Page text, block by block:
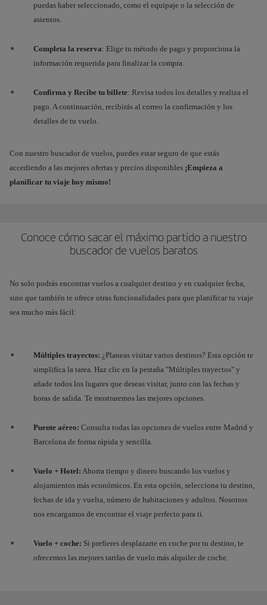
puedas haber seleccionado, como el equipaje o la selección de
asientos.
Completa la reserva: Elige tu método de pago y proporciona la
información requerida para finalizar la compra.
Confirma y Recibe tu billete: Revisa todos los detalles y realiza el
pago. A continuación, recibirás al correo la confirmación y los
detalles de tu vuelo.
Con nuestro buscador de vuelos, puedes estar seguro de que estás
accediendo a las mejores ofertas y precios disponibles ¡Empieza a
planificar tu viaje hoy mismo!
Conoce cómo sacar el máximo partido a nuestro
buscador de vuelos baratos
No solo podrás encontrar vuelos a cualquier destino y en cualquier fecha,
sino que también te ofrece otras funcionalidades para que planificar tu viaje
sea mucho más fácil:
Múltiples trayectos: ¿Planeas visitar varios destinos? Esta opción te
simplifica la tarea. Haz clic en la pestaña "Múltiples trayectos" y
añade todos los lugares que deseas visitar, junto con las fechas y
horas de salida. Te mostraremos las mejores opciones.
Puente aéreo: Consulta todas las opciones de vuelos entre Madrid y
Barcelona de forma rápida y sencilla.
Vuelo + Hotel: Ahorra tiempo y dinero buscando los vuelos y
alojamientos más económicos. En esta opción, selecciona tu destino,
fechas de ida y vuelta, número de habitaciones y adultos. Nosotros
nos encargamos de encontrar el viaje perfecto para ti.
Vuelo + coche: Si prefieres desplazarte en coche por tu destino, te
ofrecemos las mejores tarifas de vuelo más alquiler de coche.